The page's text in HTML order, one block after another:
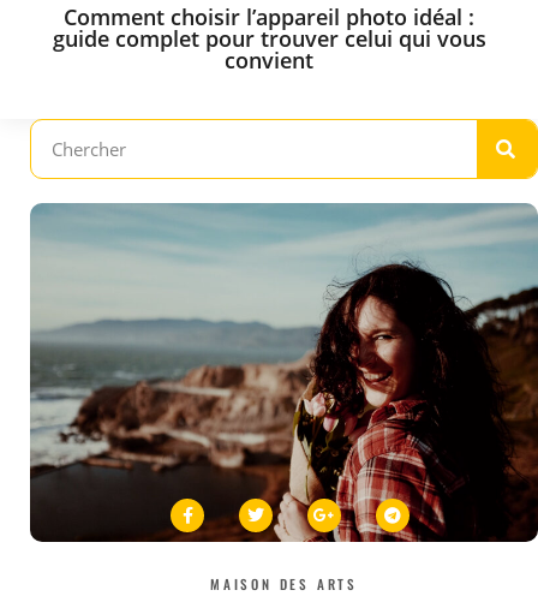
Comment choisir l’appareil photo idéal :
guide complet pour trouver celui qui vous
convient
MAISON DES ARTS